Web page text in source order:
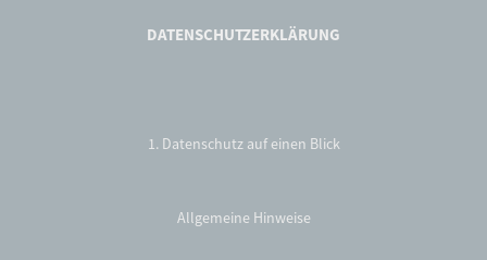
DATENSCHUTZERKLÄRUNG
1. Datenschutz auf einen Blick
Allgemeine Hinweise